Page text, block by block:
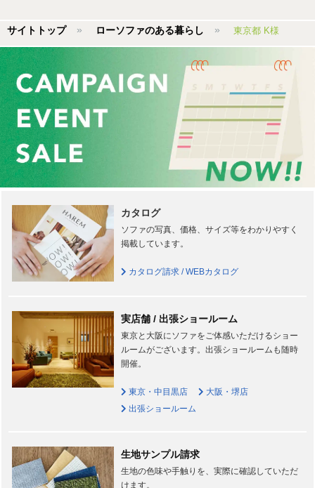
サイトトップ ローソファのある暮らし 東京都 K様
カタログ
ソファの写真、価格、サイズ等をわかりやすく
掲載しています。
カタログ請求 / WEBカタログ
実店舗 / 出張ショールーム
東京と大阪にソファをご体感いただけるショー
ルームがございます。出張ショールームも随時
開催。
東京・中目黒店
大阪・堺店
出張ショールーム
生地サンプル請求
生地の色味や手触りを、実際に確認していただ
けます。